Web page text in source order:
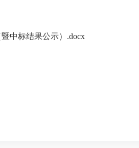
中标结果公示）.docx